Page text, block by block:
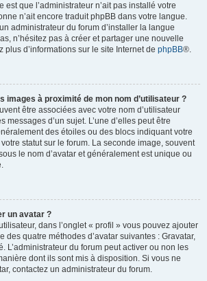
est que l’administrateur n’ait pas installé votre
n’ait encore traduit phpBB dans votre langue.
administrateur du forum d’installer la langue
n’hésitez pas à créer et partager une nouvelle
plus d’informations sur le site Internet de phpBB®.
images à proximité de mon nom d’utilisateur ?
être associées avec votre nom d’utilisateur
messages d’un sujet. L’une d’elles peut être
des étoiles ou des blocs indiquant votre
statut sur le forum. La seconde image, souvent
le nom d’avatar et généralement est unique ou
un avatar ?
dans l’onglet « profil » vous pouvez ajouter
des quatre méthodes d’avatar suivantes : Gravatar,
L’administrateur du forum peut activer ou non les
dont ils sont mis à disposition. Si vous ne
contactez un administrateur du forum.